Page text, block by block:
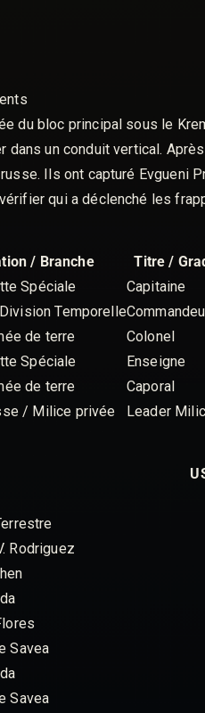
du bloc principal sous le
dans un conduit vertical.
Ils ont capturé Evgueni
qui a déclenché les
/ Branche
Titre /
Spéciale
Capitaine
Temporelle
de terre
Colonel
Spéciale
Enseigne
de terre
Caporal
/ Milice privée Leader
Rodriguez
Savea
Savea